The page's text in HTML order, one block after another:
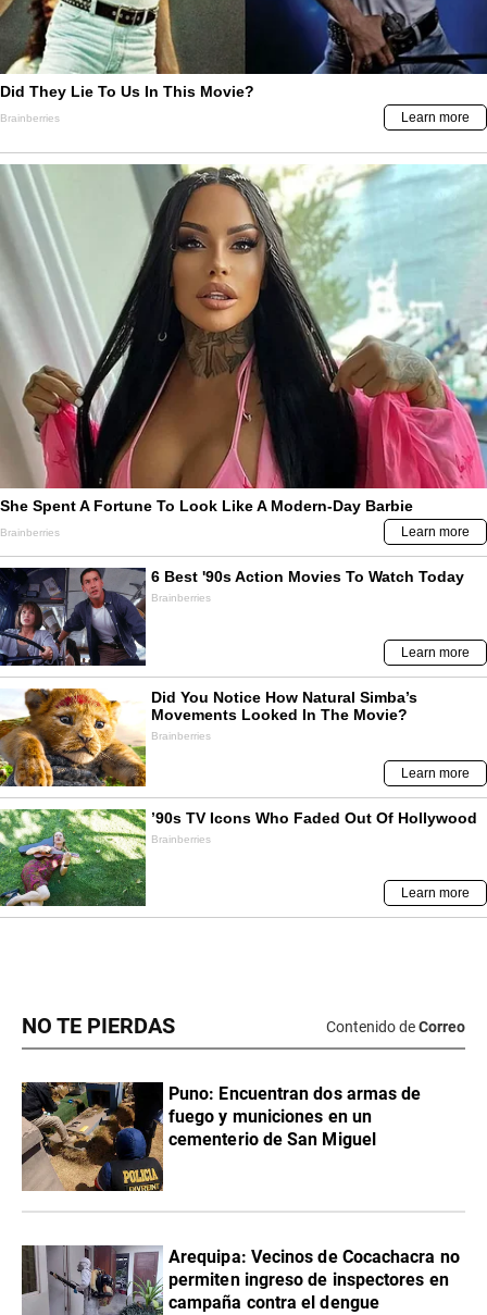
NO TE PIERDAS Contenido deCorreo
Puno: Encuentran dos armas de
fuego y municiones en un
cementerio de San Miguel
Arequipa: Vecinos de Cocachacra no
permiten ingreso de inspectores en
campaña contra el dengue